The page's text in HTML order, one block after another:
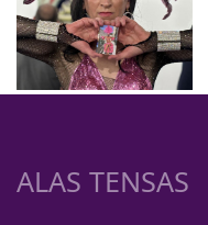
ALAS TENSAS